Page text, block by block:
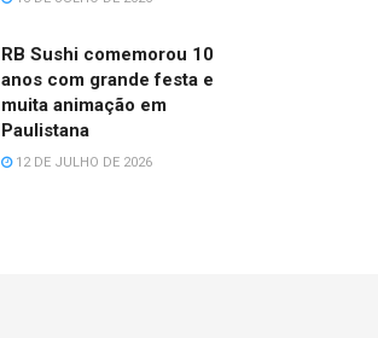
RB Sushi comemorou 10
anos com grande festa e
muita animação em
Paulistana
12 DE JULHO DE 2026